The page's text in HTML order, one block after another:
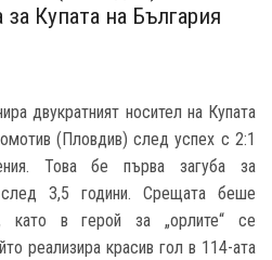
Купата на България
двукратният носител на Купата
(Пловдив) след успех с 2:1
Това бе първа загуба за
3,5 години. Срещата беше
като в герой за „орлите“ се
реализира красив гол в 114-ата